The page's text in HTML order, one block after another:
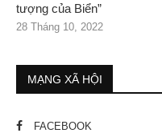
tượng của Biển”
28 Tháng 10, 2022
MẠNG XÃ HỘI
FACEBOOK